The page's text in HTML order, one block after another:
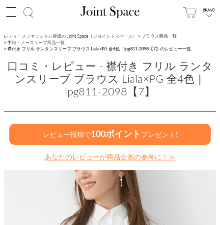
レディースファッション通販の Joint Space（ジョイントスペース）
ブラウス商品一覧
半袖・ノースリーブ商品一覧
襟付き フリル ランタンスリーブ ブラウス Liala×PG 全4色｜lpg811-2098【7】のレビュー一覧
口コミ・レビュー - 襟付き フリル ランタ
ンスリーブ ブラウス Liala×PG 全4色｜
lpg811-2098【7】
レビュー投稿で100ポイント プレゼント!
あなたのレビューが商品企画の参考に！≫